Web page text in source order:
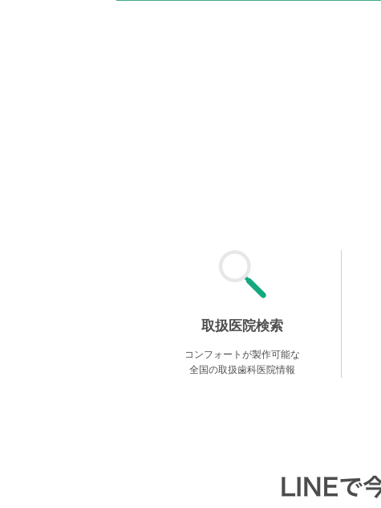
取扱医院検索
コンフォートが製作可能な
全国の取扱歯科医院情報